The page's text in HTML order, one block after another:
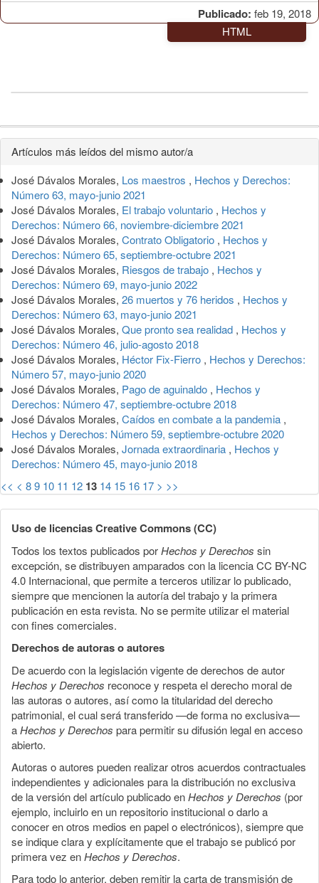
Publicado: feb 19, 2018
HTML
Detalles
del
artículo
Artículos más leídos del mismo autor/a
José Dávalos Morales, Los maestros , Hechos y Derechos:
Número 63, mayo-junio 2021
José Dávalos Morales, El trabajo voluntario , Hechos y
Derechos: Número 66, noviembre-diciembre 2021
José Dávalos Morales, Contrato Obligatorio , Hechos y
Derechos: Número 65, septiembre-octubre 2021
José Dávalos Morales, Riesgos de trabajo , Hechos y
Derechos: Número 69, mayo-junio 2022
José Dávalos Morales, 26 muertos y 76 heridos , Hechos y
Derechos: Número 63, mayo-junio 2021
José Dávalos Morales, Que pronto sea realidad , Hechos y
Derechos: Número 46, julio-agosto 2018
José Dávalos Morales, Héctor Fix-Fierro , Hechos y Derechos:
Número 57, mayo-junio 2020
José Dávalos Morales, Pago de aguinaldo , Hechos y
Derechos: Número 47, septiembre-octubre 2018
José Dávalos Morales, Caídos en combate a la pandemia ,
Hechos y Derechos: Número 59, septiembre-octubre 2020
José Dávalos Morales, Jornada extraordinaria , Hechos y
Derechos: Número 45, mayo-junio 2018
<< < 89 10 11 12 13 14 15 16 17 > >>
Uso de licencias Creative Commons (CC)
Todos los textos publicados porHechos y Derechos sin
excepción, se distribuyen amparados con la licencia CC BY-NC
4.0 Internacional, que permite a terceros utilizar lo publicado,
siempre que mencionen la autoría del trabajo y la primera
publicación en esta revista. No se permite utilizar el material
con fines comerciales.
Derechos de autoras o autores
De acuerdo con la legislación vigente de derechos de autor
Hechos y Derechos reconoce y respeta el derecho moral de
las autoras o autores, así como la titularidad del derecho
patrimonial, el cual será transferido —de forma no exclusiva—
aHechos y Derechos para permitir su difusión legal en acceso
abierto.
Autoras o autores pueden realizar otros acuerdos contractuales
independientes y adicionales para la distribución no exclusiva
de la versión del artículo publicado enHechos y Derechos (por
ejemplo, incluirlo en un repositorio institucional o darlo a
conocer en otros medios en papel o electrónicos), siempre que
se indique clara y explícitamente que el trabajo se publicó por
primera vez enHechos y Derechos.
Para todo lo anterior, deben remitir la carta de transmisión de